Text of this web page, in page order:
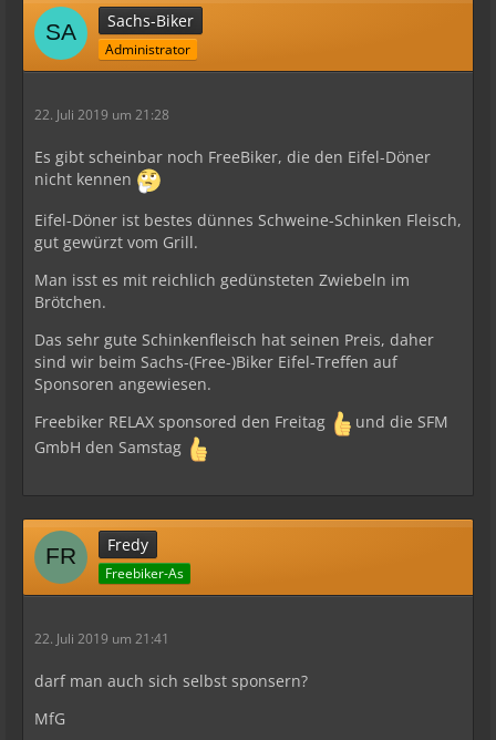
Sachs-Biker
Administrator
22. Juli 2019 um 21:28
Es gibt scheinbar noch FreeBiker, die den Eifel-Döner
nicht kennen
Eifel-Döner ist bestes dünnes Schweine-Schinken Fleisch,
gut gewürzt vom Grill.
Man isst es mit reichlich gedünsteten Zwiebeln im
Brötchen.
Das sehr gute Schinkenfleisch hat seinen Preis, daher
sind wir beim Sachs-(Free-)Biker Eifel-Treffen auf
Sponsoren angewiesen.
Freebiker RELAX sponsored den Freitag
und die SFM
GmbH den Samstag
Fredy
Freebiker-As
22. Juli 2019 um 21:41
darf man auch sich selbst sponsern?
MfG